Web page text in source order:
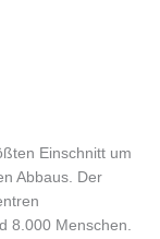
Einschnitt um
Abbaus. Der
8.000 Menschen.